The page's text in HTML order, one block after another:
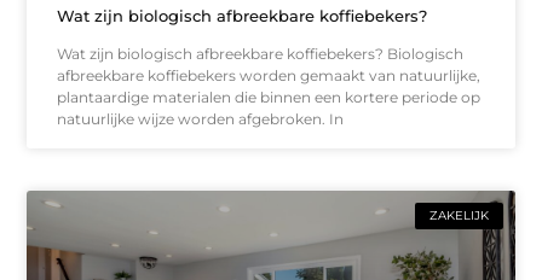
Wat zijn biologisch afbreekbare koffiebekers?
Wat zijn biologisch afbreekbare koffiebekers? Biologisch
afbreekbare koffiebekers worden gemaakt van natuurlijke,
plantaardige materialen die binnen een kortere periode op
natuurlijke wijze worden afgebroken. In
ZAKELIJK